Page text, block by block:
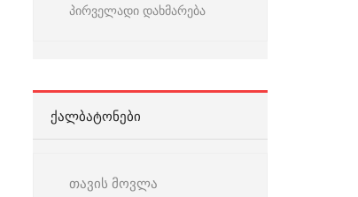
პირველადი დახმარება
ᲥᲐᲚᲑᲐᲢᲝᲜᲔᲑᲘ
თავის მოვლა